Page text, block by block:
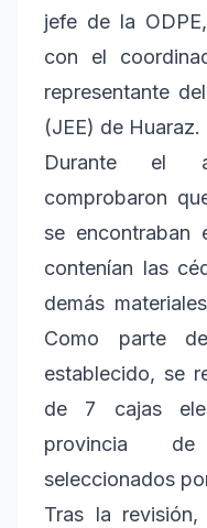
jefe de la
con el
representante
(JEE) de Huaraz.
Durante el
comprobaron
se encontraban
contenían las
demás
Como parte
establecido, se
de 7 cajas
provincia
seleccionados
Tras la